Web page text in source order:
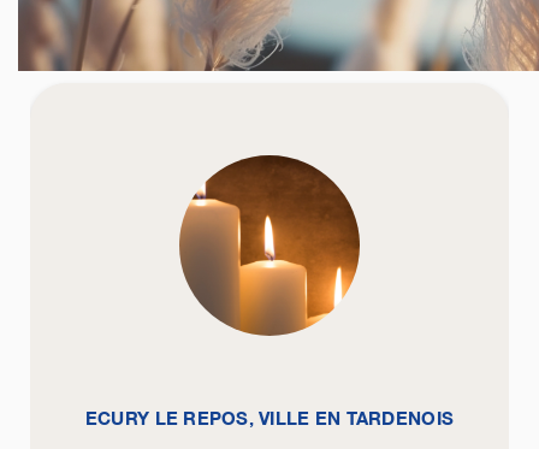
ECURY LE REPOS, VILLE EN TARDENOIS